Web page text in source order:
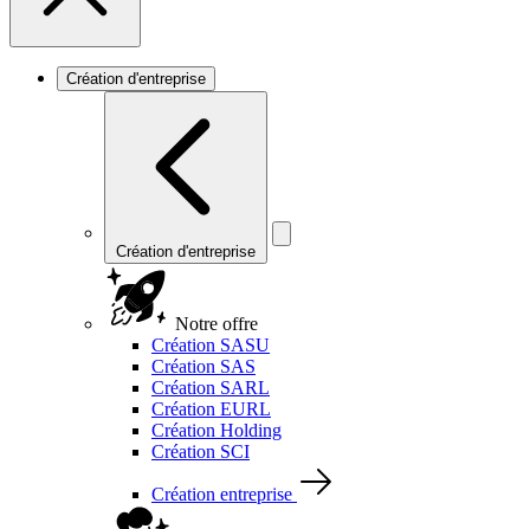
Création d'entreprise
Création d'entreprise
Notre offre
Création SASU
Création SAS
Création SARL
Création EURL
Création Holding
Création SCI
Création entreprise